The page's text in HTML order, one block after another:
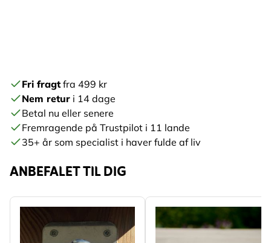
Fri fragtfra 499 kr
Nem retur i 14 dage
Betal nu eller senere
Fremragende på Trustpilot i 11 lande
35+ år som specialist i haver fulde af liv
ANBEFALET TIL DIG